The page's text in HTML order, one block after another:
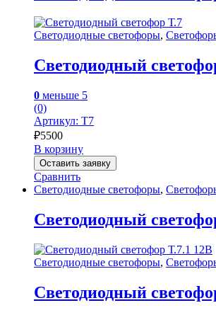
выбрать
на
товара.
Светодиодные светофоры,
Светодиодный
0 меньше 5
(0)
Артикул: T7
₽5500
В корзину
Оставить заявку
Сравнить
Светодиодные светофоры,
Светодиодный
Светодиодные светофоры,
Светодиодный